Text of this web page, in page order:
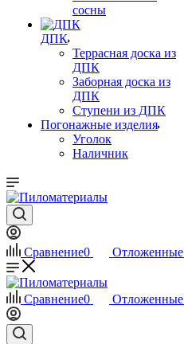
сосны
ДПК
Террасная доска из
ДПК
Заборная доска из
ДПК
Ступени из ДПК
Погонажные изделия
Уголок
Наличник
Сравнение0 Отложенные
Сравнение0 Отложенные